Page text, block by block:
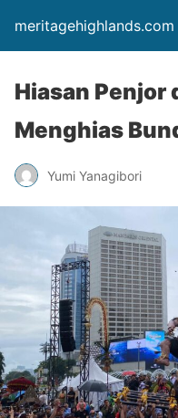
meritagehighlands.com
Hiasan Penjor
Menghias
Yumi Yanagibori